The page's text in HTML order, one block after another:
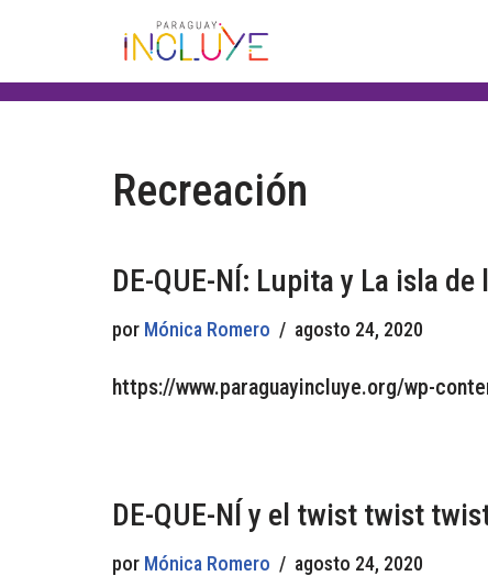
al
Recreación
DE-QUE-NÍ: Lupita y La isla de
por Mónica Romero agosto 24, 2020
https://www.paraguayincluye.org/wp-
DE-QUE-NÍ y el twist twist
por Mónica Romero agosto 24, 2020